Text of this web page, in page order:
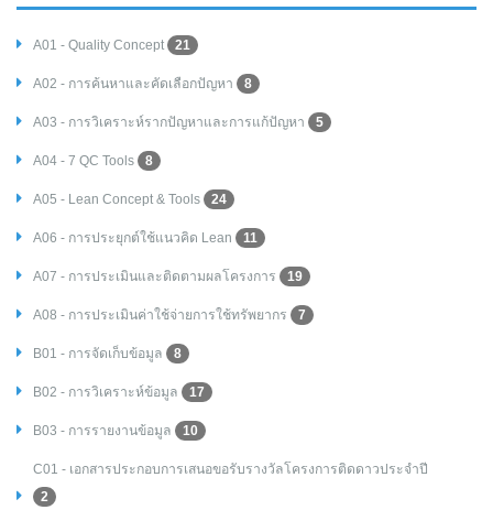
A01 - Quality Concept 21
A02 - การค้นหาและคัดเลือกปัญหา 8
A03 - การวิเคราะห์รากปัญหาและการแก้ปัญหา 5
A04 - 7 QC Tools 8
A05 - Lean Concept & Tools 24
A06 - การประยุกต์ใช้แนวคิด Lean 11
A07 - การประเมินและติดตามผลโครงการ 19
A08 - การประเมินค่าใช้จ่ายการใช้ทรัพยากร 7
B01 - การจัดเก็บข้อมูล 8
B02 - การวิเคราะห์ข้อมูล 17
B03 - การรายงานข้อมูล 10
C01 - เอกสารประกอบการเสนอขอรับรางวัลโครงการติดดาวประจำปี
2